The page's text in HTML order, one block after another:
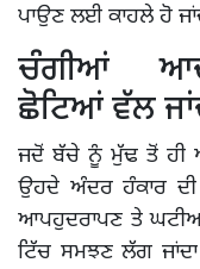
ਪਾਉਣ ਲਈ ਕਾਹਲੇ ਹੋ
ਚੰਗੀਆਂ
ਛੋਟਿਆਂ ਵੱਲ
ਜਦੋਂ ਬੱਚੇ ਨੂੰ ਮੁੱਢ ਤੋਂ ਹੀ
ਉਹਦੇ ਅੰਦਰ ਹੰਕਾਰ ਦੀ
ਆਪਹੁਦਰਾਪਣ ਤੇ
ਟਿੱਚ ਸਮਝਣ ਲੱਗ